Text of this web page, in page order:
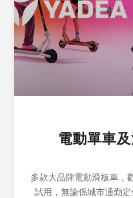
電動單車
多款大品牌電動滑板車，
試用，無論係城市通勤